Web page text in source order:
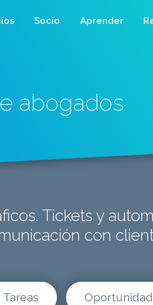
Socio Aprender
abogados
Tickets y
con
Tareas